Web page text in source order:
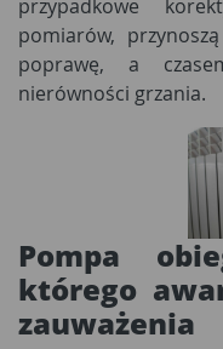
przypadkowe
pomiarów,
poprawę, a
nierówności grzania.
Pompa
którego
zauważenia